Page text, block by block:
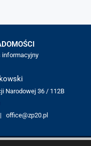
informacyjny
Narodowej 36 / 112B
office@zp20.pl